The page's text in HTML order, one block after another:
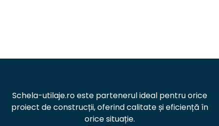
Schela-utilaje.ro este partenerul ideal pentru orice
proiect de construcții, oferind calitate și eficiență în
orice situație.